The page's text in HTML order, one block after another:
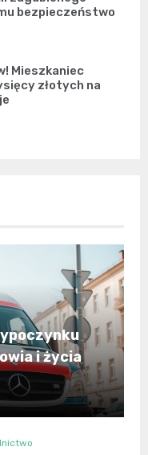
bezpieczeństwo
Mieszkaniec
złotych na
i życia